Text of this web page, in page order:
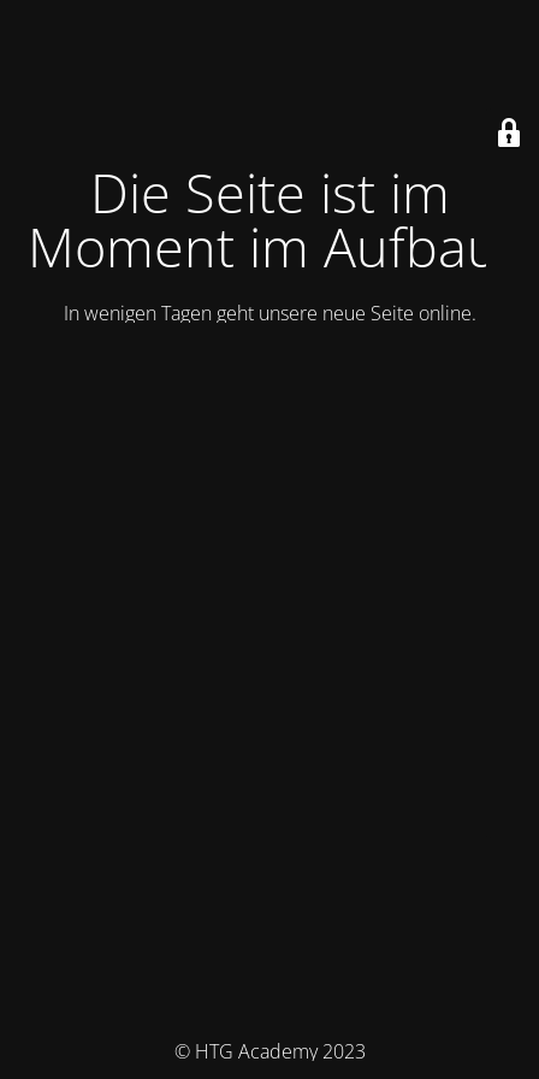
Die Seite ist im
Moment im Aufbau.
In wenigen Tagen geht unsere neue Seite online.
© HTG Academy 2023